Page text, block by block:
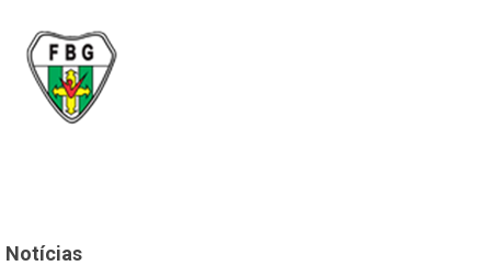
Notícias